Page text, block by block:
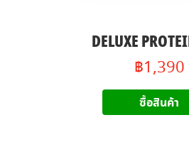
DELUXE
฿1,390
ซื้อสินค้า